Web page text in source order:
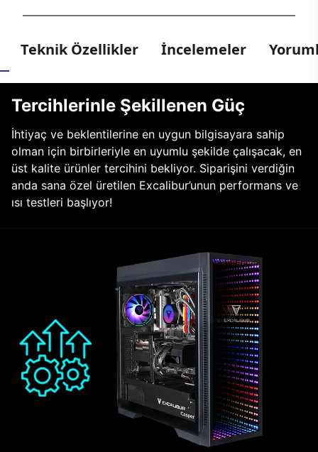
Teknik Özellikler İncelemeler
Tercihlerinle Şekillenen Güç
İhtiyaç ve beklentilerine en uygun bilgisayara sahip
olman için birbirleriyle en uyumlu şekilde çalışacak, en
üst kalite ürünler tercihini bekliyor. Siparişini verdiğin
anda sana özel üretilen Excalibur’unun performans ve
ısı testleri başlıyor!